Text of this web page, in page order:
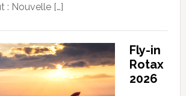
: Nouvelle […]
Fly-in
Rotax
2026